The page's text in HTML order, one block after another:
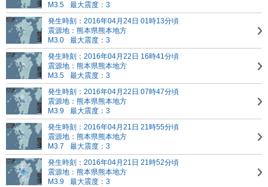
M3.5
最大震度：3
発生時刻：2016年04月24日 01時13分頃
震源地：熊本県熊本地方
M3.0
最大震度：3
発生時刻：2016年04月22日 16時41分頃
震源地：熊本県熊本地方
M3.5
最大震度：3
発生時刻：2016年04月22日 07時47分頃
震源地：熊本県熊本地方
M3.9
最大震度：3
発生時刻：2016年04月21日 21時55分頃
震源地：熊本県熊本地方
M3.7
最大震度：3
発生時刻：2016年04月21日 21時52分頃
震源地：熊本県熊本地方
M3.9
最大震度：3